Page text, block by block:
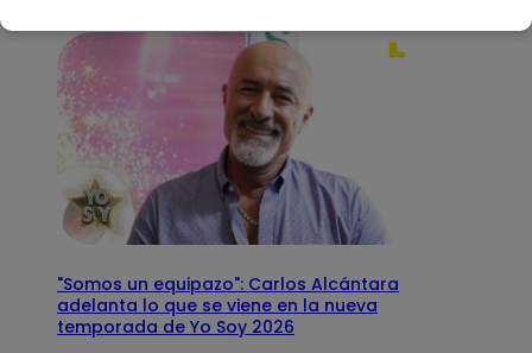
"Somos un equipazo": Carlos Alcántara
adelanta lo que se viene en la nueva
temporada de Yo Soy 2026